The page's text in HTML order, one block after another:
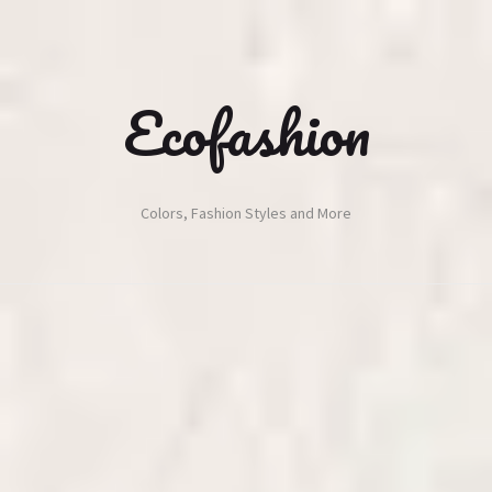
Ecofashion
Colors, Fashion Styles and More